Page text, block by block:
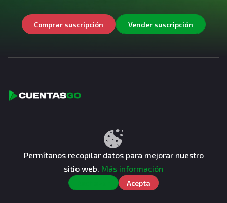
Comprar suscripción Vender suscripción
suscripciones a cuentas premium baratas, puedes
compartir Netflix, MAX, Prime Video, Spotify y ahorrar
dinero con tu cuenta.
Permítanos recopilar datos para mejorar nuestro
sitio web. Más información
Acepta